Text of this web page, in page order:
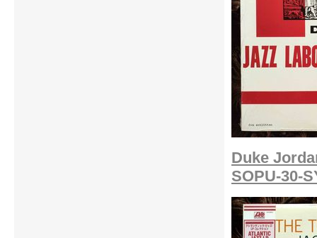
Duke
SOPU-30-